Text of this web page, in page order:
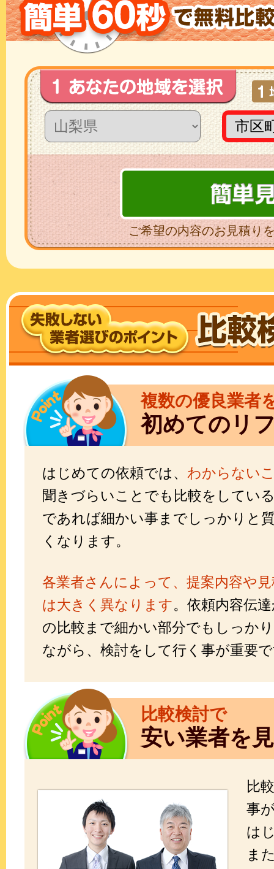
ご希望の内容のお見積り
複数の優良業者
初めてのリ
はじめての依頼では、 わからない
聞きづらいことでも比較をしてい
であれば細かい事までしっかりと
くなります。
各業者さんによって、提案内容や
は大きく異なります。依頼内容伝
の比較まで細かい部分でもしっか
ながら、検討をして行く事が重要
比較検討で
安い業者を
比
事
は
ま